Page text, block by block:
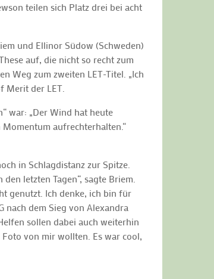
teilen sich Platz drei bei acht
und Ellinor Südow (Schweden)
auf, die nicht so recht zum
Weg zum zweiten LET-Titel. „Ich
Merit der LET.
war: „Der Wind hat heute
aufrechterhalten.“
in Schlagdistanz zur Spitze.
letzten Tagen“, sagte Briem.
genutzt. Ich denke, ich bin für
nach dem Sieg von Alexandra
sollen dabei auch weiterhin
von mir wollten. Es war cool,